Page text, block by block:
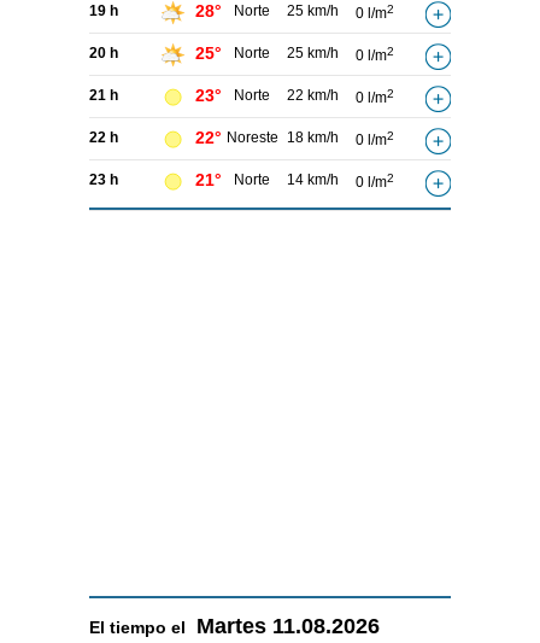
19 h 28° Norte 25 km/h 0 l/m2
20 h 25° Norte 25 km/h 0 l/m2
21 h 23° Norte 22 km/h 0 l/m2
22 h 22° Noreste 18 km/h 0 l/m2
23 h 21° Norte 14 km/h 0 l/m2
El tiempo el Martes 11.08.2026